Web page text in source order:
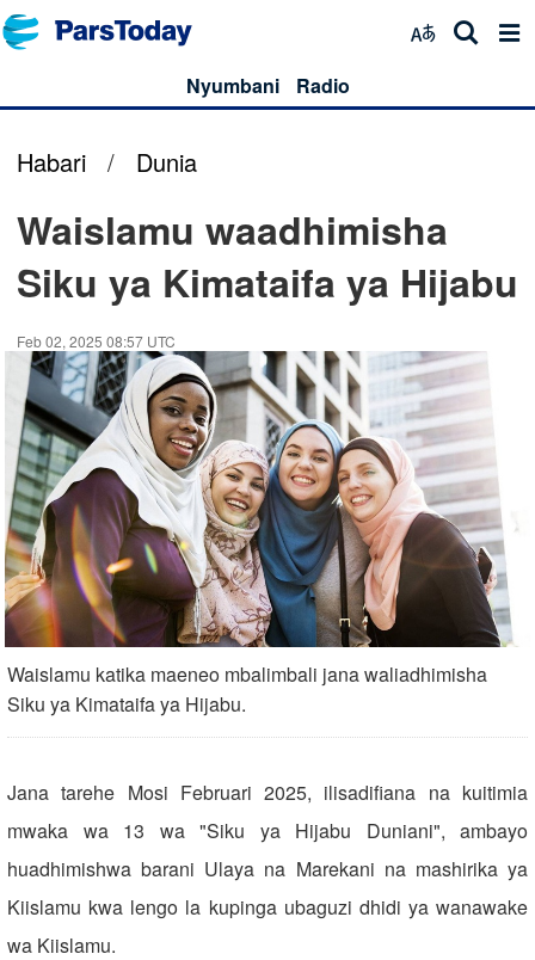
Nyumbani Radio
Habari / Dunia
Waislamu waadhimisha
Siku ya Kimataifa ya Hijabu
Feb 02, 2025 08:57 UTC
Waislamu katika maeneo mbalimbali jana waliadhimisha
Siku ya Kimataifa ya Hijabu.
Jana tarehe Mosi Februari 2025, ilisadifiana na kuitimia
mwaka wa 13 wa "Siku ya Hijabu Duniani", ambayo
huadhimishwa barani Ulaya na Marekani na mashirika ya
Kiislamu kwa lengo la kupinga ubaguzi dhidi ya wanawake
wa Kiislamu.